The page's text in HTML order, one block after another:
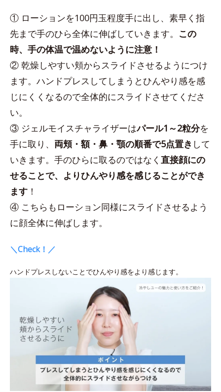
① ローションを100円玉程度手に出し、素早く指
先まで手のひら全体に伸ばしていきます。 この
時、手の体温で温めないように注意！
② 乾燥しやすい頬からスライドさせるようにつけ
ます。ハンドプレスしてしまうとひんやり感を感
じにくくなるので全体的にスライドさせてくださ
い。
③ ジェルモイスチャライザーはパール1～2粒分を
手に取り、 両頬・額・鼻・顎の順番で5点置き して
いきます。手のひらに取るのではなく 直接顔にの
せることで、よりひんやり感を感じることができ
ます ！
④ こちらもローション同様にスライドさせるよう
に顔全体に伸ばします。
＼Check！／
ハンドプレスしないことでひんやり感をより感じます。